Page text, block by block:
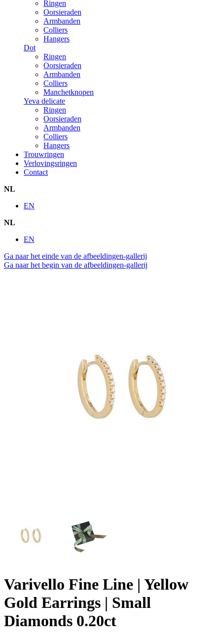
Ringen
Oorsieraden
Armbanden
Colliers
Hangers
Dot
Ringen
Oorsieraden
Armbanden
Colliers
Manchetknopen
Yeva delicate
Ringen
Oorsieraden
Armbanden
Colliers
Hangers
Trouwringen
Verlovingsringen
Contact
NL
EN
NL
EN
Ga naar het einde van de afbeeldingen-gallerij
Ga naar het begin van de afbeeldingen-gallerij
Varivello Fine Line | Yellow
Gold Earrings | Small
Diamonds 0.20ct